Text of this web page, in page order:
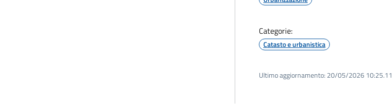
Categorie:
Catasto e urbanistica
Ultimo aggiornamento: 20/05/2026 10:25.11